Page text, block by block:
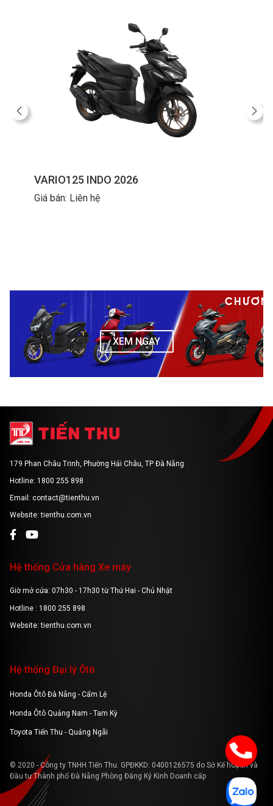
VARIO125 INDO 2026
Giá bán: Liên hệ
XEM NGAY
179 Phan Châu Trinh, Phường Hải Châu, TP Đà Nẵng
Hotline: 1800 255 898
Email: contact@tienthu.vn
Website: tienthu.com.vn
Hệ thống Cửa hàng Xe máy
Giờ mở cửa: 07h30 - 17h30 từ Thứ Hai - Chủ Nhật
Hotline : 1800 255 898
Website: tienthu.com.vn
Hệ thống Đại lý Ôtô
Honda Ôtô Đà Nẵng - Cẩm Lệ
Honda Ôtô Quảng Nam - Tam Kỳ
Toyota Tiến Thu - Quảng Ngãi
© 2020 - Công ty TNHH Tiến Thu. GPĐKKD: 0400126575 do Sở Kế hoạch và
Đầu tư Thành phố Đà Nẵng Phòng Đăng Ký Kinh Doanh cấp